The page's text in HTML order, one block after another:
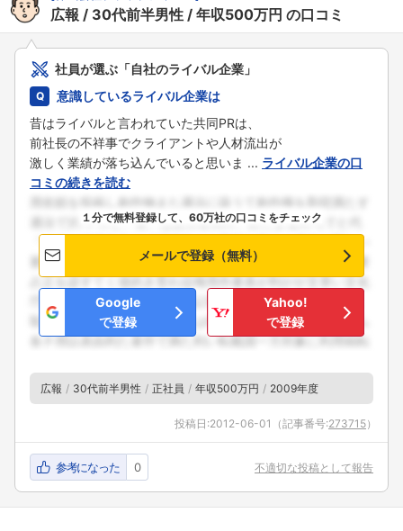
広報 30代前半男性 年収500万円 の口コミ
社員が選ぶ「自社のライバル企業」
意識しているライバル企業は
昔はライバルと言われていた共同PRは、
前社長の不祥事でクライアントや人材流出が
激しく業績が落ち込んでいると思いま ... ライバル企業の口
コミの続きを読む
１分で無料登録して、60万社の口コミをチェック
メールで登録（無料）
Google
で登録
Yahoo!
で登録
広報 30代前半男性 正社員 年収500万円 2009年度
投稿日:2012-06-01 （記事番号:273715）
参考になった 0 不適切な投稿として報告